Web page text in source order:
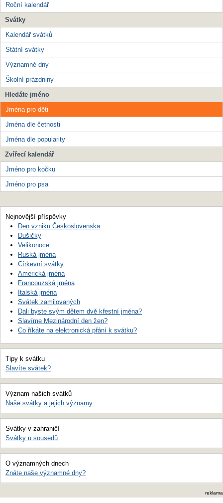
Roční kalendář
Svátky
Kalendář svátků
Státní svátky
Významné dny
Školní prázdniny
Hledáte jméno
Jména pro děti
Jména dle četnosti
Jména dle popularity
Zvířecí kalendář
Jméno pro kočku
Jméno pro psa
Nejnovější příspěvky
Den vzniku Československa
Dušičky
Velikonoce
Ruská jména
Církevní svátky
Americká jména
Francouzská jména
Italská jména
Svátek zamilovaných
Dali byste svým dětem dvě křestní jména?
Slavíme Mezinárodní den žen?
Co říkáte na elektronická přání k svátku?
Tipy k svátku
Slavíte svátek?
Význam našich svátků
Naše svátky a jejich významy
Svátky v zahraničí
Svátky u sousedů
O významných dnech
Znáte naše významné dny?
reklama